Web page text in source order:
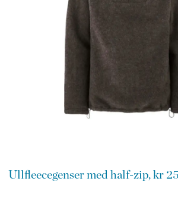
Ullfleecegenser med half-zip, kr